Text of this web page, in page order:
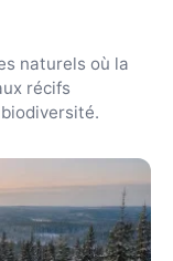
naturels où la
récifs